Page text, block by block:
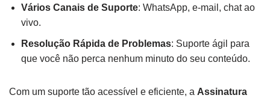
Vários Canais de Suporte: WhatsApp, e-mail, chat ao
vivo.
Resolução Rápida de Problemas: Suporte ágil para
que você não perca nenhum minuto do seu conteúdo.
Com um suporte tão acessível e eficiente, a Assinatura